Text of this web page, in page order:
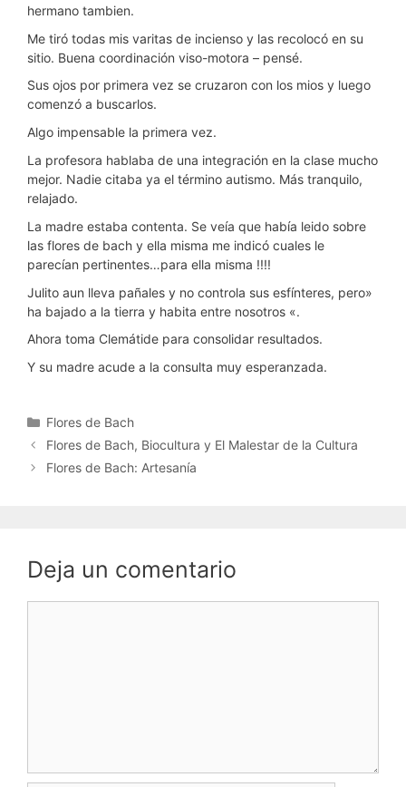
hermano tambien.
Me tiró todas mis varitas de incienso y las recolocó en su
sitio. Buena coordinación viso-motora – pensé.
Sus ojos por primera vez se cruzaron con los mios y luego
comenzó a buscarlos.
Algo impensable la primera vez.
La profesora hablaba de una integración en la clase mucho
mejor. Nadie citaba ya el término autismo. Más tranquilo,
relajado.
La madre estaba contenta. Se veía que había leido sobre
las flores de bach y ella misma me indicó cuales le
parecían pertinentes…para ella misma !!!!
Julito aun lleva pañales y no controla sus esfínteres, pero»
ha bajado a la tierra y habita entre nosotros «.
Ahora toma Clemátide para consolidar resultados.
Y su madre acude a la consulta muy esperanzada.
Categorías
Flores de Bach
Flores de Bach, Biocultura y El Malestar de la Cultura
Flores de Bach: Artesanía
Deja un comentario